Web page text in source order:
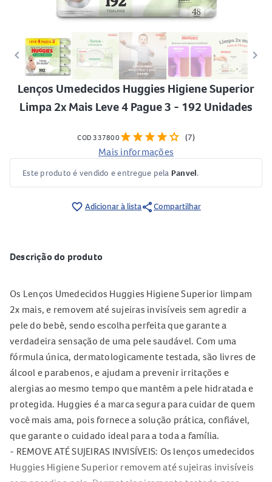
keyboard_arrow_left keyboard_arrow_right
Lenços Umedecidos Huggies Higiene Superior
Limpa 2x Mais Leve 4 Pague 3 - 192 Unidades
COD 337800 starstarstarstarstar (7)
Mais informações
Este produto é vendido e entregue pela Panvel.
favorite_border Adicionar à listashareCompartilhar
Descrição do produto
Os Lenços Umedecidos Huggies Higiene Superior limpam
2x mais, e removem até sujeiras invisíveis sem agredir a
pele do bebê, sendo escolha perfeita que garante a
verdadeira sensação de uma pele saudável. Com uma
fórmula única, dermatologicamente testada, são livres de
álcool e parabenos, e ajudam a prevenir irritações e
alergias ao mesmo tempo que mantêm a pele hidratada e
protegida. Huggies é a marca segura para cuidar de quem
você mais ama, pois fornece a solução prática, confiável,
que garante o cuidado ideal para a toda a família.
- REMOVE ATÉ SUJEIRAS INVISÍVEIS: Os lenços umedecidos
Huggies Higiene Superior removem até sujeiras invisíveis